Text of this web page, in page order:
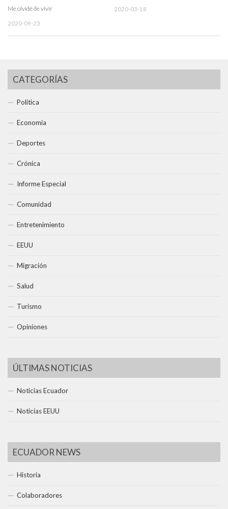
Me olvidé de vivir
2020-09-23
2020-03-18
CATEGORÍAS
Política
Economía
Deportes
Crónica
Informe Especial
Comunidad
Entretenimiento
EEUU
Migración
Salud
Turismo
Opiniones
ÚLTIMAS NOTICIAS
Noticias Ecuador
Noticias EEUU
ECUADOR NEWS
Historia
Colaboradores